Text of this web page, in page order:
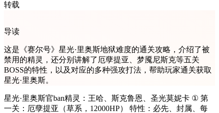
转载
导读
这是《赛尔号》星光·里奥斯地狱难度的通关攻略，介绍了被
禁用的精灵，还分别讲解了厄孽提亚、梦魇尼斯克等五关
BOSS的特性，以及对应的多种强攻打法，帮助玩家通关获取
星光·里奥斯。
星光·里奥斯官ban精灵：王哈、斯克鲁恩、圣光莫妮卡 ① 第
一关：厄孽提亚（草系，12000HP） 特性：必先、封属、每